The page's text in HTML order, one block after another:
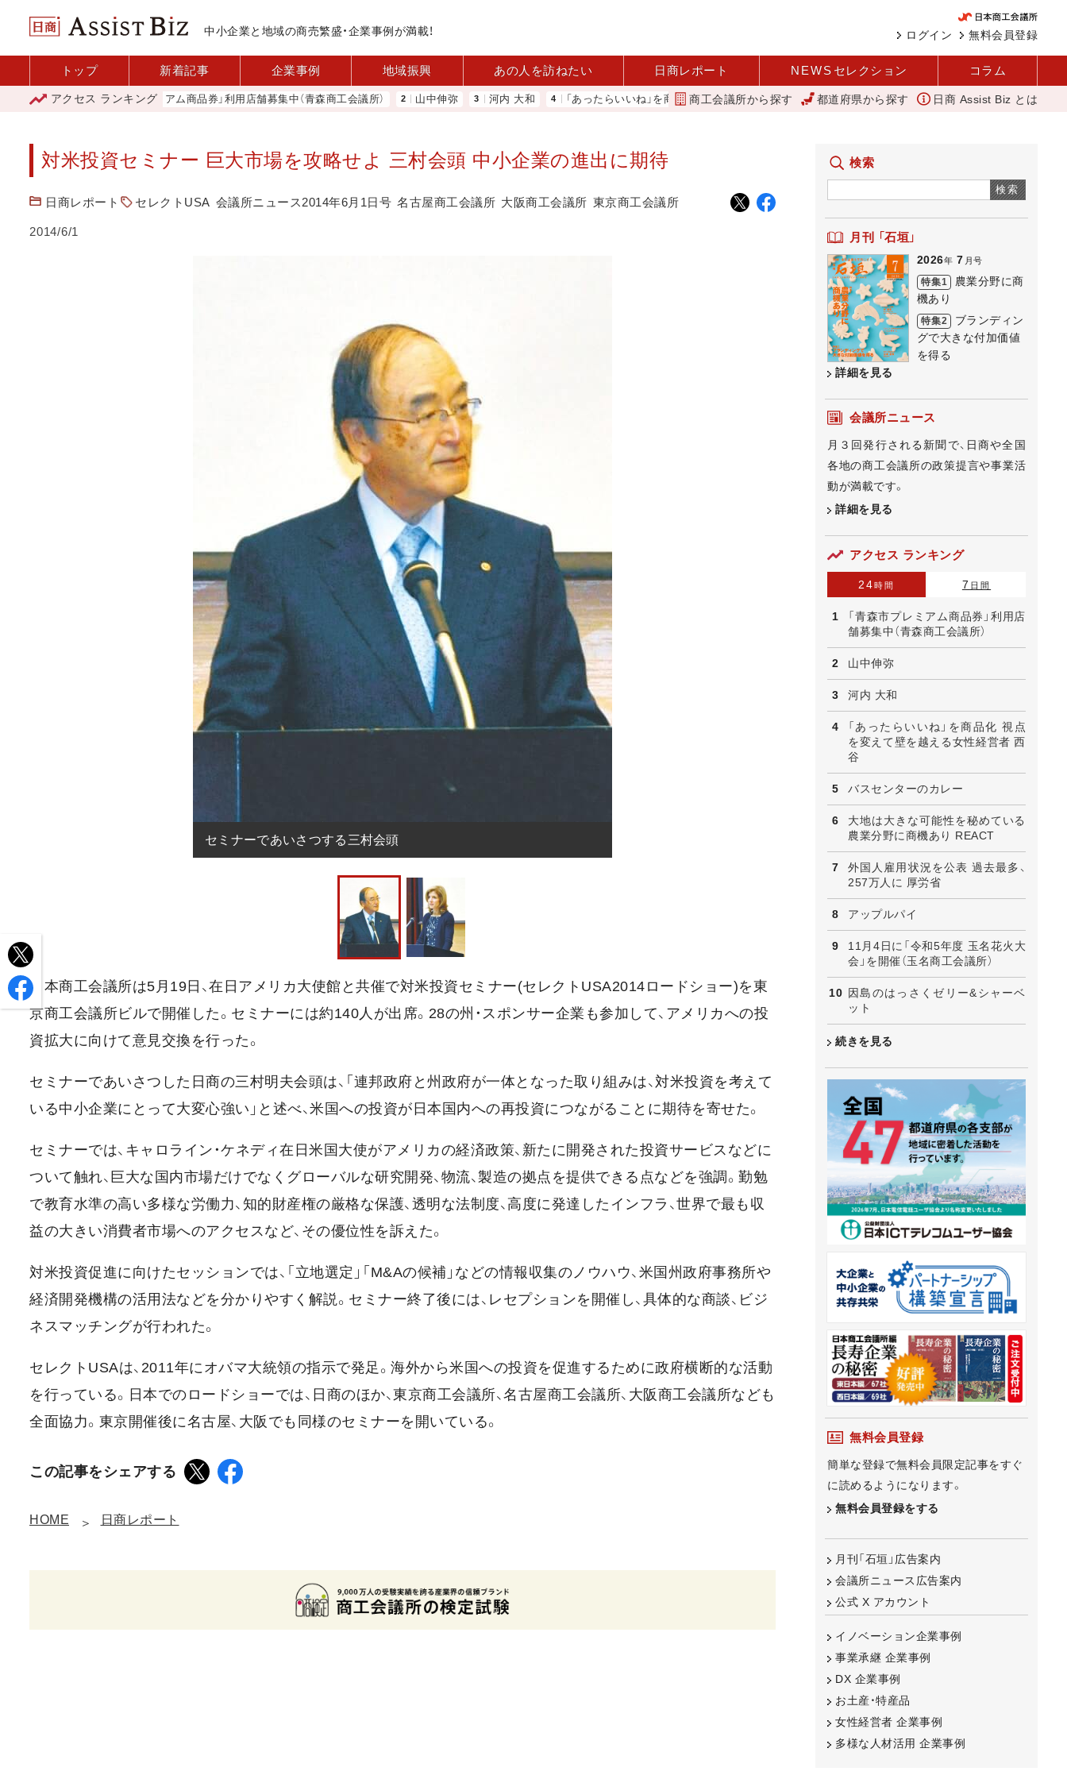
中小企業と地域の商売繁盛・企業事例が満載！ 無料会員登録
ログイン
トップ 新着記事 企業事例 地域振興 あの人を訪ねたい 日商レポート NEWS セレクション コラム
アクセス ランキング
「青森市プレミアム商品券」利用店舗募集中（青森商工会議所） 山中伸弥 河内 大和 「あったらいいね」を商品化 視点を変えて壁を越える女性経営者 西谷 バスセンターのカレー 大地
商工会議所から探す 都道府県から探す 日商 Assist Biz とは
対米投資セミナー 巨大市場を攻略せよ 三村会頭 中小企業の進出に期待
日商レポート セレクトUSA 会議所ニュース2014年6月1日号 名古屋商工会議所 大阪商工会議所 東京商工会議所
2014/6/1
セミナーであいさつする三村会頭
日本商工会議所は5月19日、在日アメリカ大使館と共催で対米投資セミナー(セレクトUSA2014ロードショー)を東
京商工会議所ビルで開催した。セミナーには約140人が出席。28の州・スポンサー企業も参加して、アメリカへの投
資拡大に向けて意見交換を行った。
セミナーであいさつした日商の三村明夫会頭は、「連邦政府と州政府が一体となった取り組みは、対米投資を考えて
いる中小企業にとって大変心強い」と述べ、米国への投資が日本国内への再投資につながることに期待を寄せた。
セミナーでは、キャロライン・ケネディ在日米国大使がアメリカの経済政策、新たに開発された投資サービスなどに
ついて触れ、巨大な国内市場だけでなくグローバルな研究開発、物流、製造の拠点を提供できる点などを強調。勤勉
で教育水準の高い多様な労働力、知的財産権の厳格な保護、透明な法制度、高度に発達したインフラ、世界で最も収
益の大きい消費者市場へのアクセスなど、その優位性を訴えた。
対米投資促進に向けたセッションでは、「立地選定」「M&Aの候補」などの情報収集のノウハウ、米国州政府事務所や
経済開発機構の活用法などを分かりやすく解説。セミナー終了後には、レセプションを開催し、具体的な商談、ビジ
ネスマッチングが行われた。
セレクトUSAは、2011年にオバマ大統領の指示で発足。海外から米国への投資を促進するために政府横断的な活動
を行っている。日本でのロードショーでは、日商のほか、東京商工会議所、名古屋商工会議所、大阪商工会議所なども
全面協力。東京開催後に名古屋、大阪でも同様のセミナーを開いている。
この記事をシェアする
HOME 日商レポート
検索
検索
月刊 「石垣」
2026年 7 月号
特集1
農業分野に商
機あり
特集2
ブランディン
グで大きな付加価値
を得る
詳細を見る
会議所ニュース
月３回発行される新聞で、日商や全国
各地の商工会議所の政策提言や事業活
動が満載です。
詳細を見る
アクセス ランキング
24時間 7 日間
「青森市プレミアム商品券」利用店
舗募集中（青森商工会議所）
山中伸弥
河内 大和
「あったらいいね」を商品化 視点
を変えて壁を越える女性経営者 西
谷
バスセンターのカレー
大地は大きな可能性を秘めている
農業分野に商機あり REACT
外国人雇用状況を公表 過去最多、
257万人に 厚労省
アップルパイ
11月4日に「令和5年度 玉名花火大
会」を開催（玉名商工会議所）
因島のはっさくゼリー&シャーベ
ット
続きを見る
無料会員登録
簡単な登録で無料会員限定記事をすぐ
に読めるようになります。
無料会員登録をする
月刊「石垣」広告案内
会議所ニュース広告案内
公式 X アカウント
イノベーション企業事例
事業承継 企業事例
DX 企業事例
お土産・特産品
女性経営者 企業事例
多様な人材活用 企業事例